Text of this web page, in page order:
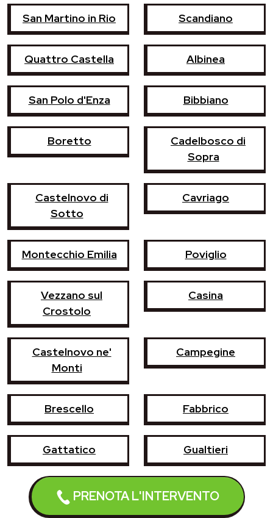
PRENOTA L'INTERVENTO
San Martino in Rio Scandiano
Quattro Castella Albinea
San Polo d'Enza Bibbiano
Boretto
Cadelbosco di
Sopra
Castelnovo di
Sotto
Cavriago
Montecchio Emilia Poviglio
Vezzano sul
Crostolo
Casina
Castelnovo ne'
Monti
Campegine
Brescello Fabbrico
Gattatico Gualtieri
Luzzara Reggiolo